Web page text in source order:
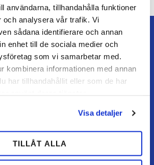
användarna, tillhandahålla funktioner
och analysera vår trafik. Vi
sådana identifierare och annan
enhet till de sociala medier och
som vi samarbetar med.
kombinera informationen med annan
har tillhandahållit eller som de har
Visa detaljer
TILLÅT ALLA